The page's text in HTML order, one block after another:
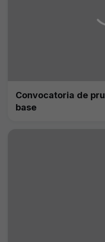
Convocatoria de
base